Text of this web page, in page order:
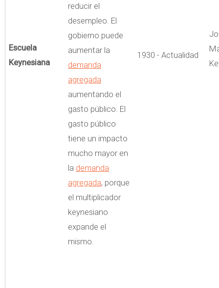
Escuela
Keynesiana
reducir el
desempleo. El
gobierno puede
aumentar la
demanda
agregada
aumentando el
gasto público. El
gasto público
tiene un impacto
mucho mayor en
la demanda
agregada, porque
el multiplicador
keynesiano
expande el
mismo.
1930 - Actualidad